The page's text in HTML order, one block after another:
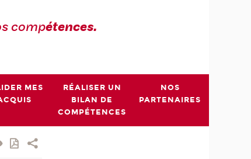
compétences.
MES
RÉALISER UN
BILAN DE
COMPÉTENCES
NOS
PARTENAIRES